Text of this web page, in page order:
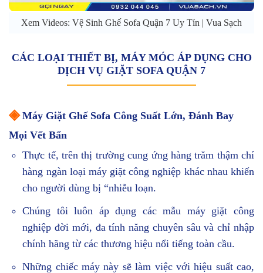
Xem Videos: Vệ Sinh Ghế Sofa Quận 7 Uy Tín | Vua Sạch
CÁC LOẠI THIẾT BỊ, MÁY MÓC ÁP DỤNG CHO
DỊCH VỤ GIẶT SOFA QUẬN 7
◈Máy Giặt Ghế Sofa Công Suất Lớn, Đánh Bay
Mọi Vết Bẩn
Thực tế, trên thị trường cung ứng hàng trăm thậm chí
hàng ngàn loại máy giặt công nghiệp khác nhau khiến
cho người dùng bị “nhiễu loạn.
Chúng tôi luôn áp dụng các mẫu máy giặt công
nghiệp đời mới, đa tính năng chuyên sâu và chỉ nhập
chính hãng từ các thương hiệu nổi tiếng toàn cầu.
Những chiếc máy này sẽ làm việc với hiệu suất cao,